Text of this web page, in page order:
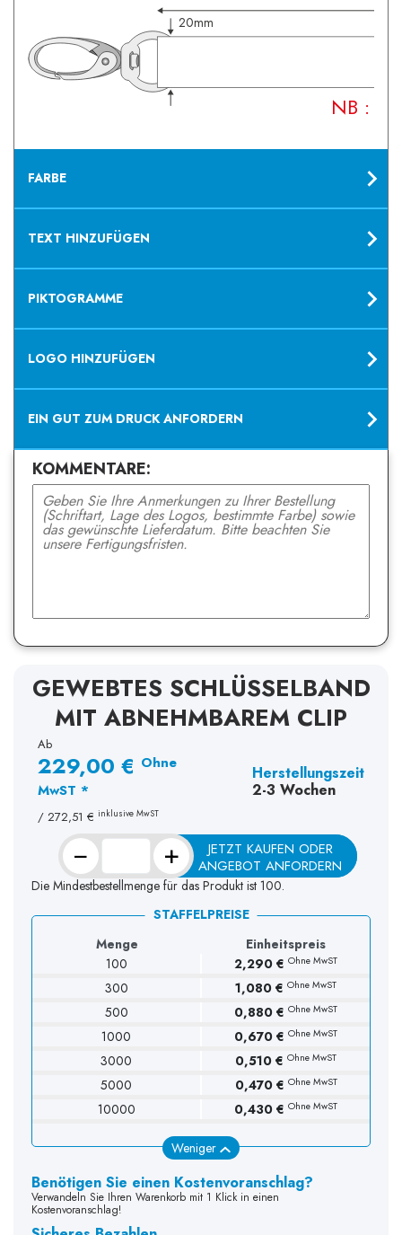
20mm
NB :
FARBE
TEXT HINZUFÜGEN
PIKTOGRAMME
LOGO HINZUFÜGEN
EIN GUT ZUM DRUCK ANFORDERN
KOMMENTARE:
GEWEBTES SCHLÜSSELBAND
MIT ABNEHMBAREM CLIP
Ab
229,00 € Ohne
MwST *
/272,51 € inklusive MwST
Herstellungszeit
2-3 Wochen
− +
JETZT KAUFEN ODER
ANGEBOT ANFORDERN
Die Mindestbestellmenge für das Produkt ist 100.
STAFFELPREISE
Menge
Einheitspreis
100
2,290 € Ohne MwST
300 1,080 € Ohne MwST
500 0,880 € Ohne MwST
1000 0,670 € Ohne MwST
3000 0,510 € Ohne MwST
5000 0,470 € Ohne MwST
10000 0,430 € Ohne MwST
Weniger
Benötigen Sie einen Kostenvoranschlag?
Verwandeln Sie Ihren Warenkorb mit 1 Klick in einen
Kostenvoranschlag!